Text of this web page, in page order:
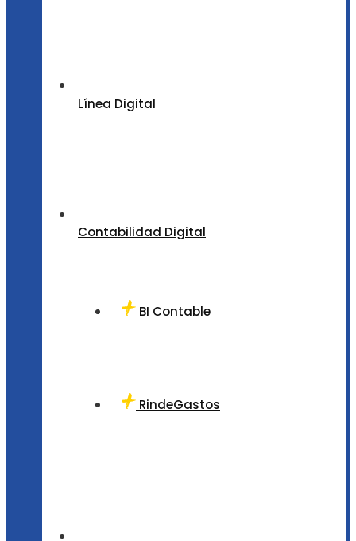
Línea Digital
Contabilidad Digital
BI Contable
RindeGastos